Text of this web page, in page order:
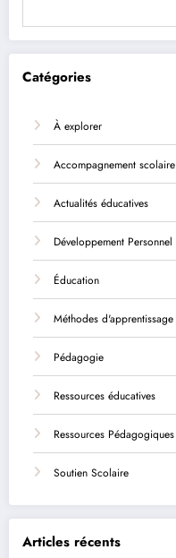
Catégories
À explorer
Accompagnement scolaire
Actualités éducatives
Développement Personnel
Éducation
Méthodes d'apprentissage
Pédagogie
Ressources éducatives
Ressources Pédagogiques
Soutien Scolaire
Articles récents